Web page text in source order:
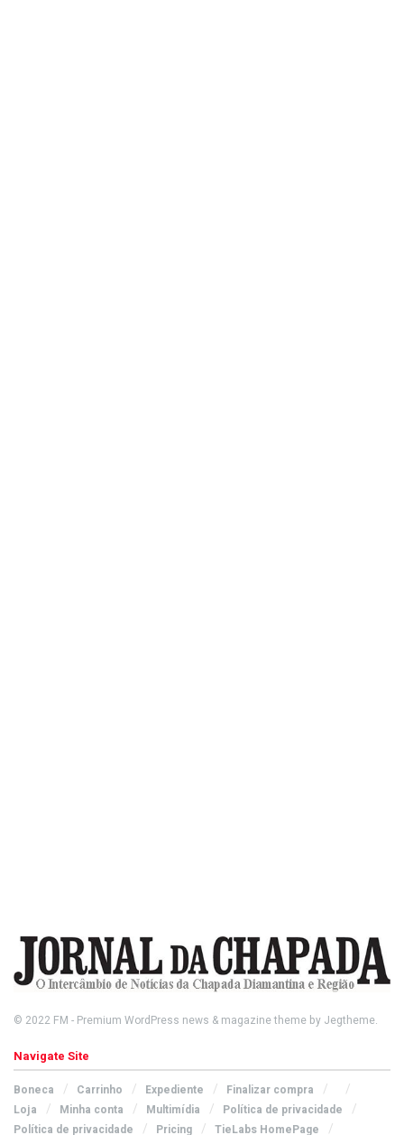
© 2022 FM - Premium WordPress news & magazine theme by Jegtheme.
Navigate Site
Boneca Carrinho Expediente
Finalizar compra
Loja
Minha conta Multimídia
Política de privacidade
Política de privacidade
Pricing TieLabs HomePage